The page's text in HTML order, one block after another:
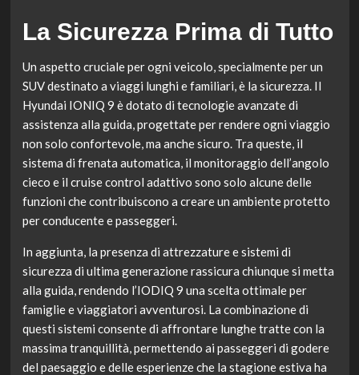
La Sicurezza Prima di Tutto
Un aspetto cruciale per ogni veicolo, specialmente per un
SUV destinato a viaggi lunghi e familiari, è la sicurezza. Il
Hyundai IONIQ 9 è dotato di tecnologie avanzate di
assistenza alla guida, progettate per rendere ogni viaggio
non solo confortevole, ma anche sicuro. Tra queste, il
sistema di frenata automatica, il monitoraggio dell’angolo
cieco e il cruise control adattivo sono solo alcune delle
funzioni che contribuiscono a creare un ambiente protetto
per conducente e passeggeri.
In aggiunta, la presenza di attrezzature e sistemi di
sicurezza di ultima generazione rassicura chiunque si metta
alla guida, rendendo l’IODIQ 9 una scelta ottimale per
famiglie e viaggiatori avventurosi. La combinazione di
questi sistemi consente di affrontare lunghe tratte con la
massima tranquillità, permettendo ai passeggeri di godere
del paesaggio e delle esperienze che la stagione estiva ha